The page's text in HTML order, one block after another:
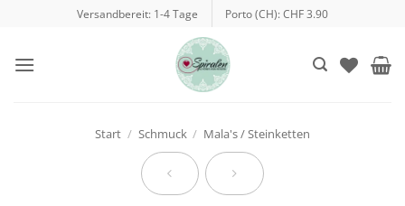
springen
Versandbereit: 1-4 Tage Porto (CH): CHF 3.90
Start / Schmuck / Mala's / Steinketten